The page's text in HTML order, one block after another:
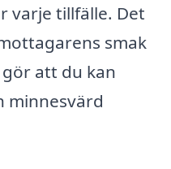
varje tillfälle. Det
smak
att du kan
minnesvärd